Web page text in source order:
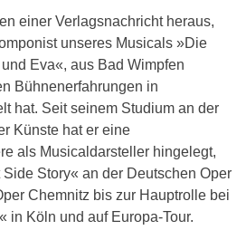
einer Verlagsnachricht heraus,
unseres Musicals »Die
Eva«, aus Bad Wimpfen
Bühnenerfahrungen in
hat. Seit seinem Studium an der
Künste hat er eine
als Musicaldarsteller hingelegt,
Story« an der Deutschen Oper
Chemnitz bis zur Hauptrolle bei
in Köln und auf Europa-Tour.